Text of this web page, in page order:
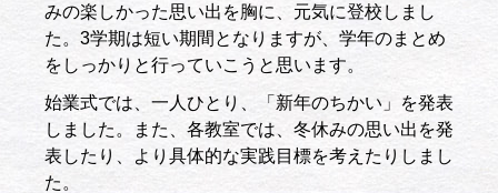
みの楽しかった思い出を胸に、元気に登校しまし
た。3学期は短い期間となりますが、学年のまとめ
をしっかりと行っていこうと思います。
始業式では、一人ひとり、「新年のちかい」を発表
しました。また、各教室では、冬休みの思い出を発
表したり、より具体的な実践目標を考えたりしまし
た。